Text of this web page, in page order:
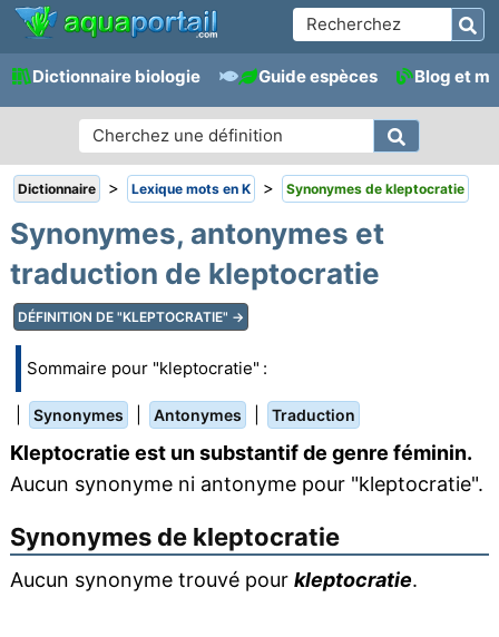
Dictionnaire biologie Guide espèces Blog et
Dictionnaire > Lexique mots en K > Synonymes de kleptocratie
Synonymes, antonymes et
traduction de kleptocratie
DÉFINITION DE "KLEPTOCRATIE" →
Sommaire pour "kleptocratie" :
Synonymes Antonymes Traduction
Kleptocratie est un substantif de genre féminin.
Aucun synonyme ni antonyme pour "kleptocratie".
Synonymes de kleptocratie
Aucun synonyme trouvé pour kleptocratie.